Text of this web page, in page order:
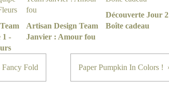
1 -
Artisan Design Team
Janvier : Amour fou
Découverte Jour 2
Boîte cadeau
Fold Paper Pumpkin In Colors !